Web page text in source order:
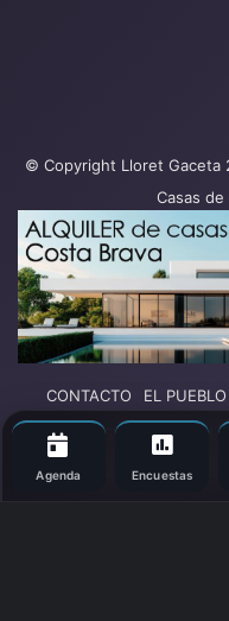
© Copyright Lloret Gaceta
Casas
CONTACTO EL PUEBLO
SUCESOS
COLUMNAS DE OPINIÓN
Agenda Encuestas